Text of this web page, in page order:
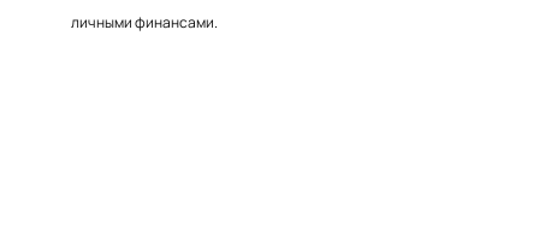
личными финансами.